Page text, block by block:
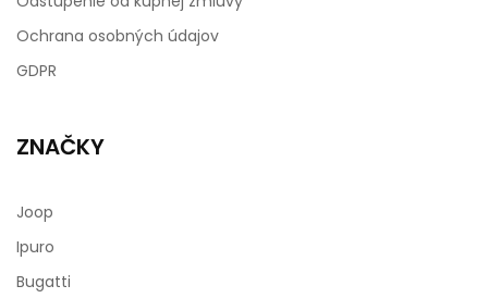
Ochrana osobných údajov
GDPR
ZNAČKY
Joop
Ipuro
Bugatti